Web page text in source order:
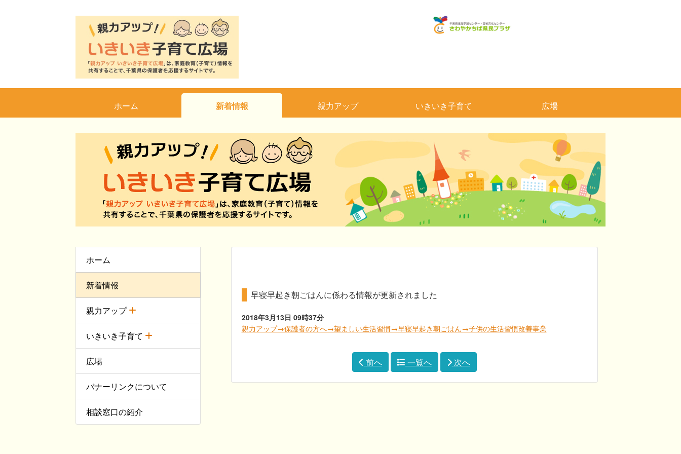
ホーム 新着情報 親力アップ いきいき子育て 広場
ホーム
新着情報
親力アップ
いきいき子育て
広場
バナーリンクについて
相談窓口の紹介
早寝早起き朝ごはんに係わる情報が更新されました
2018年3月13日 09時37分
親力アップ→保護者の方へ→望ましい生活習慣→早寝早起き朝ごはん→子供の生活習慣改善事業
前へ 一覧へ 次へ